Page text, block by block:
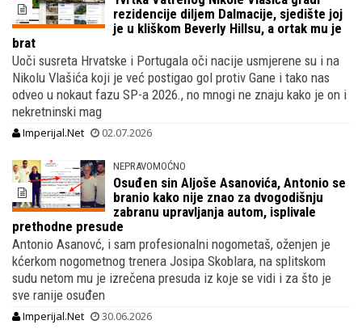
rezidencije diljem Dalmacije, sjedište joj
je u kliškom Beverly Hillsu, a ortak mu je
brat
Uoči susreta Hrvatske i Portugala oči nacije usmjerene su i na
Nikolu Vlašića koji je već postigao gol protiv Gane i tako nas
odveo u nokaut fazu SP-a 2026., no mnogi ne znaju kako je on i
nekretninski mag
Imperijal.Net 02.07.2026
NEPRAVOMOĆNO
Osuđen sin Aljoše Asanovića, Antonio se
branio kako nije znao za dvogodišnju
zabranu upravljanja autom, isplivale
prethodne presude
Antonio Asanovć, i sam profesionalni nogometaš, oženjen je
kćerkom nogometnog trenera Josipa Skoblara, na splitskom
sudu netom mu je izrečena presuda iz koje se vidi i za što je
sve ranije osuđen
Imperijal.Net 30.06.2026